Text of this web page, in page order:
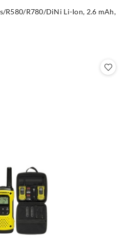
R580/R780/DiNi Li-Ion, 2.6 mAh,